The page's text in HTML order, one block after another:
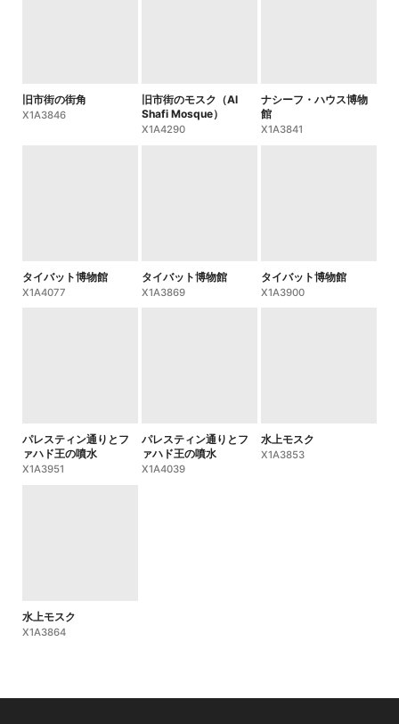
旧市街の街角
X1A3846
旧市街のモスク（Al
Shafi Mosque）
X1A4290
ナシーフ・ハウス博物
館
X1A3841
タイバット博物館
X1A4077
タイバット博物館
X1A3869
タイバット博物館
X1A3900
パレスティン通りとフ
ァハド王の噴水
X1A3951
パレスティン通りとフ
ァハド王の噴水
X1A4039
水上モスク
X1A3853
水上モスク
X1A3864